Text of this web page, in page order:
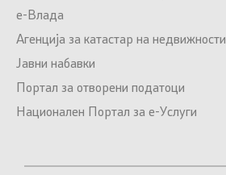
е-Влада
Агенција за катастар на недвижности
Јавни набавки
Портал за отворени податоци
Национален Портал за е-Услуги